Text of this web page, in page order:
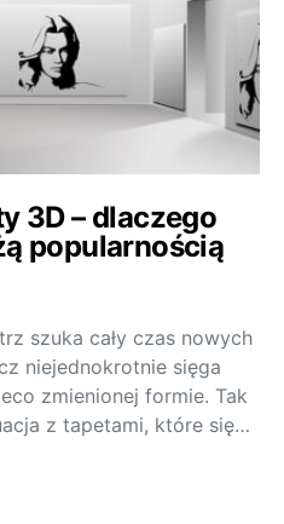
3D – dlaczego
popularnością
szuka cały czas nowych
niejednokrotnie sięga
zmienionej formie. Tak
z tapetami, które się…